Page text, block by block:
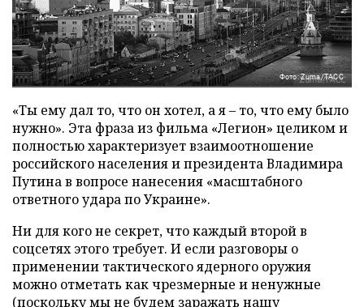
Фото: Zuma/ТАСС
«Ты ему дал то, что он хотел, а я – то, что ему было
нужно». Эта фраза из фильма «Легион» целиком и
полностью характеризует взаимоотношение
российского населения и президента Владимира
Путина в вопросе нанесения «масштабного
ответного удара по Украине».
Ни для кого не секрет, что каждый второй в
соцсетях этого требует. И если разговоры о
применении тактического ядерного оружия
можно отметать как чрезмерные и ненужные
(поскольку мы не будем заражать нашу